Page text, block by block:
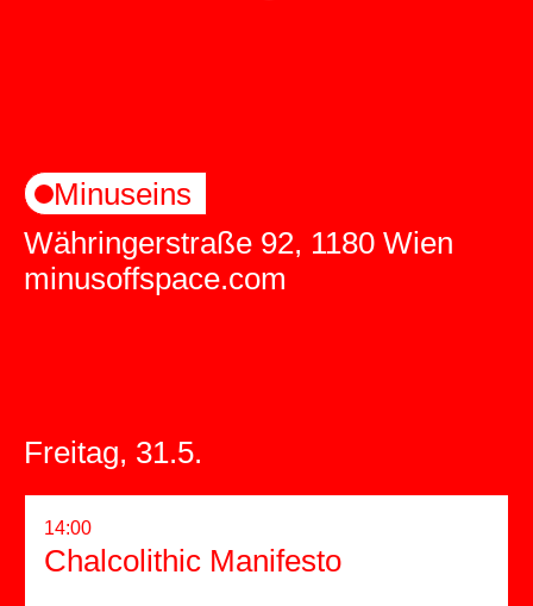
Minuseins
Währingerstraße 92, 1180 Wien
minusoffspace.com
Freitag, 31.5.
14:00
Chalcolithic Manifesto